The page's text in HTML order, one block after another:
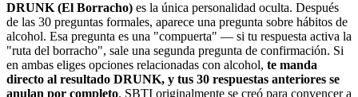
DRUNK (El Borracho) es la única personalidad oculta. Después
de las 30 preguntas formales, aparece una pregunta sobre hábitos de
alcohol. Esa pregunta es una "compuerta" — si tu respuesta activa la
"ruta del borracho", sale una segunda pregunta de confirmación. Si
en ambas eliges opciones relacionadas con alcohol, te manda
directo al resultado DRUNK, y tus 30 respuestas anteriores se
anulan por completo. SBTI originalmente se creó para convencer a